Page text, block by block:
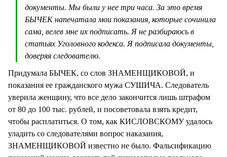
документы. Мы были у нее три часа. За это время
БЫЧЕК напечатала мои показания, которые сочинила
сама, велев мне их подписать. Я не разбираюсь в
статьях Уголовного кодекса. Я подписала документы,
доверяя следователю.
Придумала БЫЧЕК, со слов ЗНАМЕНЩИКОВОЙ, и
показания ее гражданского мужа СУШИЧА. Следователь
уверила женщину, что все дело закончится лишь штрафом
от 80 до 100 тыс. рублей, и посоветовала взять кредит,
чтобы расплатиться. О том, как КИСЛОВСКОМУ удалось
уладить со следователями вопрос наказания,
ЗНАМЕНЩИКОВОЙ известно не было. Фальсификацию